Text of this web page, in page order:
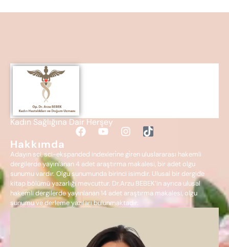
Kadın Sağlığına Dair Herşey
Hakkımda
Adayın sci, sci-ekspanded indexleri̇ne gi̇ren uluslararası hakemli
dergilerde yayınlanan 4 adet araştırma makalesi, bir adet olgu
sunumu vardır. Olgu sunumunda birinci isimdir. Ulusal bir dergide
kitap bölümü yazarlığı mevcuttur. Dr.Arzu BEBEK’in ayrıca ulusal
hakemli dergilerde yayınlanan 14 adet araştırma makalesi, olgu
sunumu ve derleme yazıları bulunmaktadır.